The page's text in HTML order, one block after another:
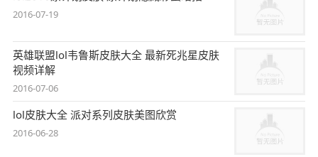
2016-07-19
英雄联盟lol韦鲁斯皮肤大全 最新死兆星皮肤
视频详解
2016-07-06
lol皮肤大全 派对系列皮肤美图欣赏
2016-06-28